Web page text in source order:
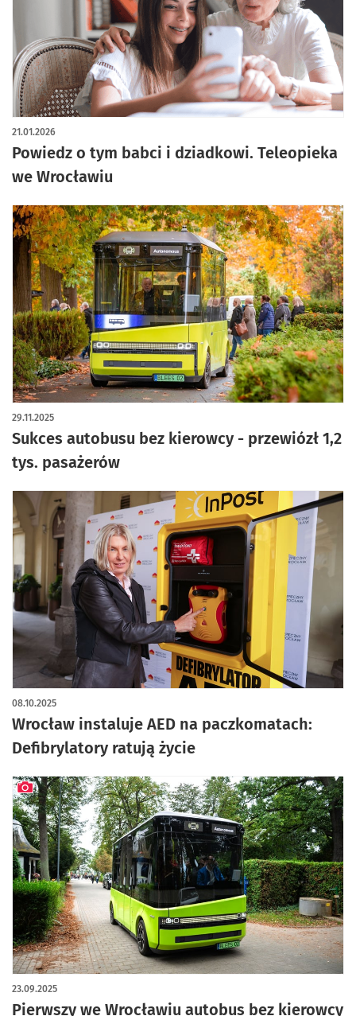
Powiedz o tym babci i dziadkowi. Teleopieka
we Wrocławiu
21.01.2026
Sukces autobusu bez kierowcy - przewiózł 1,2
tys. pasażerów
29.11.2025
Wrocław instaluje AED na paczkomatach:
Defibrylatory ratują życie
08.10.2025
Pierwszy we Wrocławiu autobus bez kierowcy
23.09.2025
artykuł z galerią zdjęć